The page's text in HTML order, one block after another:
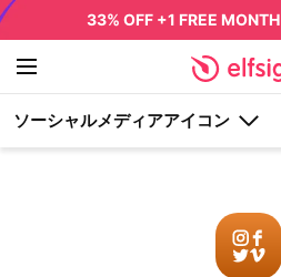
33% OFF +1 FREE MONTH
ソーシャルメディアアイコン